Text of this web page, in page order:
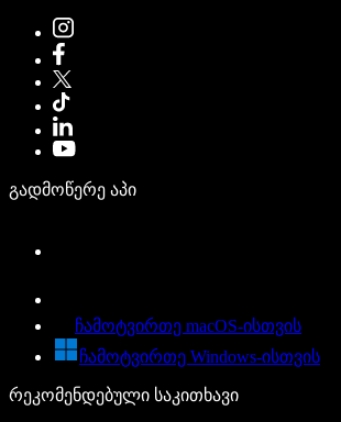
გადმოწერე აპი
ჩამოტვირთე macOS-ისთვის
ჩამოტვირთე Windows-ისთვის
რეკომენდებული საკითხავი